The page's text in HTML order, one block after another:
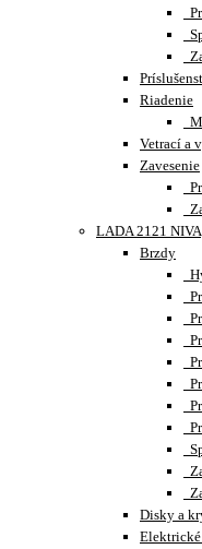
Riadenie
Vetrací a
Zavesenie
LADA 2121
Brzdy
Disky a